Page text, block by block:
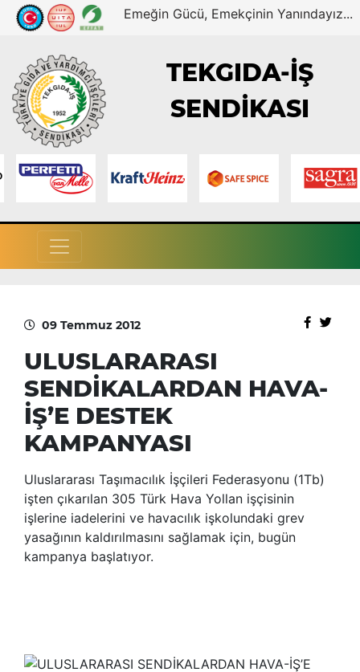
Emeğin Gücü, Emekçinin Yanındayız...
TEKGIDA-İŞ
SENDİKASI
09 Temmuz 2012
ULUSLARARASI
SENDİKALARDAN HAVA-
İŞ’E DESTEK
KAMPANYASI
Uluslararası Taşımacılık İşçileri Federasyonu (1Tb)
işten çıkarılan 305 Türk Hava Yollan işçisinin
işlerine iadelerini ve havacılık işkolundaki grev
yasağının kaldırılmasını sağlamak için, bugün
kampanya başlatıyor.